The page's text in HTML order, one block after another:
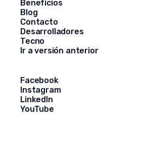
Beneficios
Blog
Contacto
Desarrolladores
Tecno
Ir a versión anterior
Facebook
Instagram
LinkedIn
YouTube